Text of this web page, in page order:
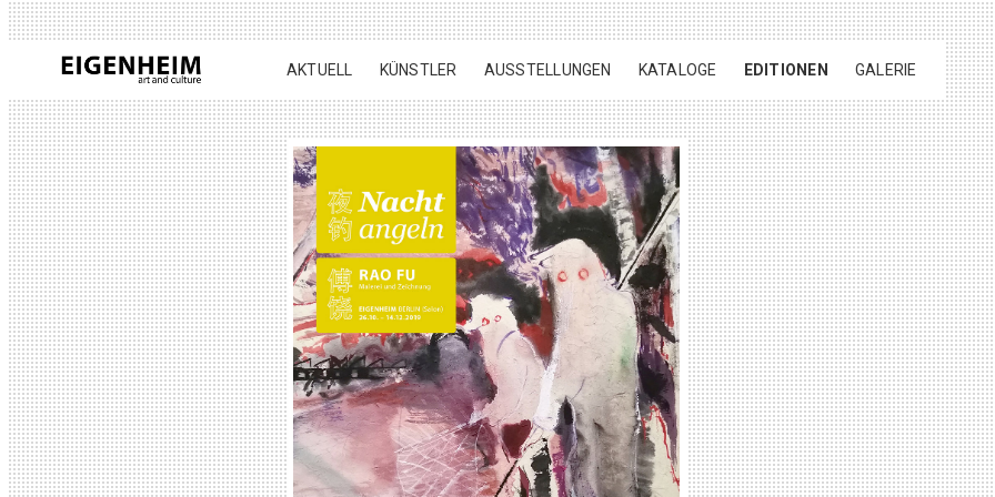
AKTUELL KÜNSTLER AUSSTELLUNGEN KATALOGE EDITIONEN GALERIE